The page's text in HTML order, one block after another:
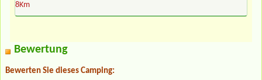
8Km
Bewertung
Bewerten Sie dieses Camping: